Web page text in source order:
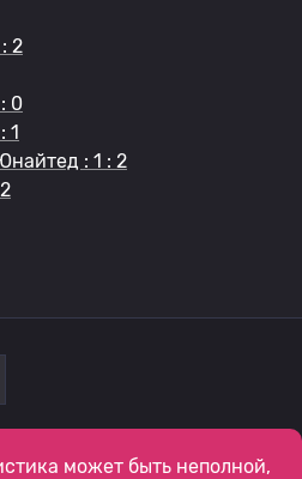
2
0
1
: 1 : 2
может быть неполной,